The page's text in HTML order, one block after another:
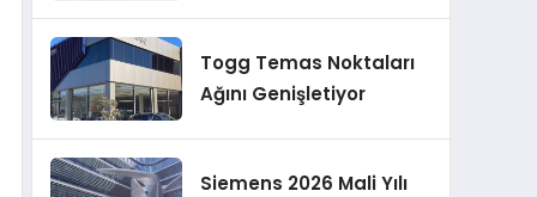
Geliştirmeyi
Hedefliyoruz”
Togg Temas Noktaları
Ağını Genişletiyor
Siemens 2026 Mali Yılı